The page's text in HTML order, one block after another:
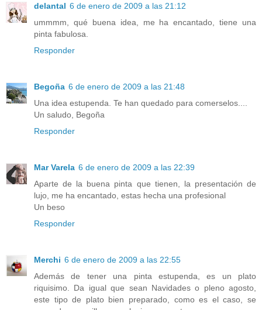
delantal 6 de enero de 2009 a las 21:12
ummmm, qué buena idea, me ha encantado, tiene una
pinta fabulosa.
Responder
Begoña 6 de enero de 2009 a las 21:48
Una idea estupenda. Te han quedado para comerselos....
Un saludo, Begoña
Responder
Mar Varela 6 de enero de 2009 a las 22:39
Aparte de la buena pinta que tienen, la presentación de
lujo, me ha encantado, estas hecha una profesional
Un beso
Responder
Merchi 6 de enero de 2009 a las 22:55
Además de tener una pinta estupenda, es un plato
riquisimo. Da igual que sean Navidades o pleno agosto,
este tipo de plato bien preparado, como es el caso, se